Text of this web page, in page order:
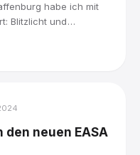
habe ich mit
Blitzlicht und
Formaten, die
den neuen EASA